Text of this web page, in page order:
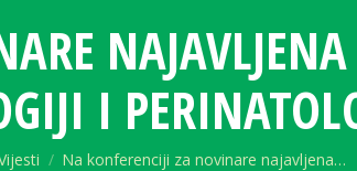
I
Na konferenciji za novinare najavljena…